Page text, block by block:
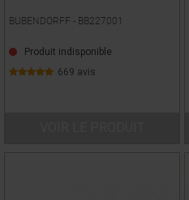
BUBENDORFF - BB227001
Produit indisponible
669 avis